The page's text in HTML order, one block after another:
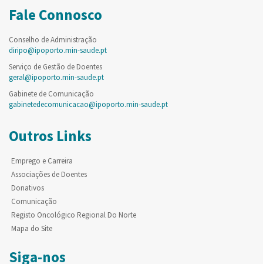
Fale Connosco
Conselho de Administração
diripo@ipoporto.min-saude.pt
Serviço de Gestão de Doentes
geral@ipoporto.min-saude.pt
Gabinete de Comunicação
gabinetedecomunicacao@ipoporto.min-saude.pt
Outros Links
Emprego e Carreira
Associações de Doentes
Donativos
Comunicação
Registo Oncológico Regional Do Norte
Mapa do Site
Siga-nos